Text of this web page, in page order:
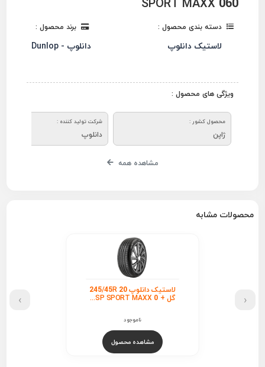
دسته بندی محصول :
لاستیک دانلوپ
برند محصول :
دانلوپ - Dunlop
ویژگی های محصول :
محصول کشور :
ژاپن
شرکت تولید کننده :
دانلوپ
مشاهده همه
محصولات مشابه
لاستیک دانلوپ 245/45R 20
گل + SP SPORT MAXX 0...
ناموجود
مشاهده محصول
‹
›